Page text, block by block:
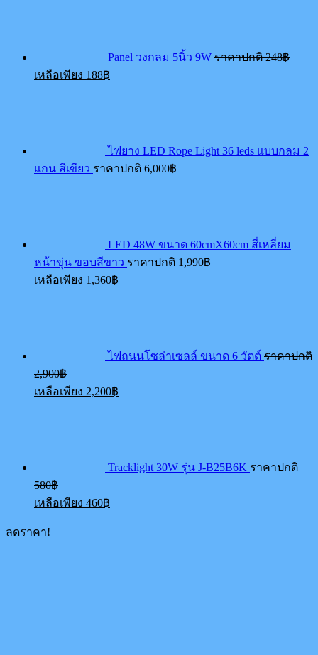
Panel วงกลม 5นิ้ว 9W ราคาปกติ248฿
เหลือเพียง 188฿
price
ไฟยาง LED Rope Light 36 leds แบบกลม 2
แกน สีเขียว ราคาปกติ 6,000฿
LED 48W ขนาด 60cmX60cm สี่เหลี่ยม
หน้าขุ่น ขอบสีขาว ราคาปกติ1,990฿
เหลือเพียง 1,360฿
price
ไฟถนนโซล่าเซลล์ ขนาด 6 วัตต์ ราคาปกติ
2,900฿
price
was:
เหลือเพียง 2,200฿
price
Tracklight 30W รุ่น J-B25B6K ราคาปกติ
580฿
price
was:
เหลือเพียง 460฿
price
ลดราคา!